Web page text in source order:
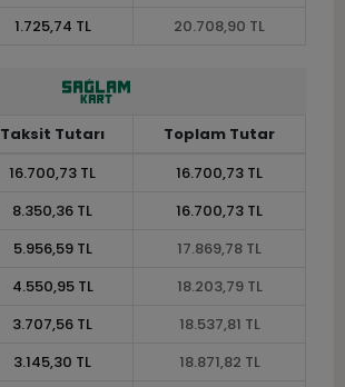
1.725,74 TL 20.708,90 TL
Taksit Tutarı
Toplam Tutar
16.700,73 TL
16.700,73 TL
8.350,36 TL
16.700,73 TL
5.956,59 TL
17.869,78 TL
4.550,95 TL
18.203,79 TL
3.707,56 TL
18.537,81 TL
3.145,30 TL
18.871,82 TL